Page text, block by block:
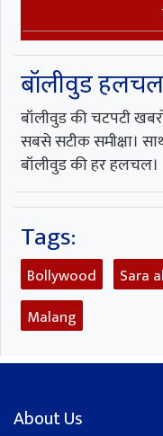
बॉलीवुड हलचल
बॉलीवुड की चटपटी
सबसे सटीक समीक्षा।
बॉलीवुड की हर हलचल।
Tags:
Bollywood Sara
Malang
About Us